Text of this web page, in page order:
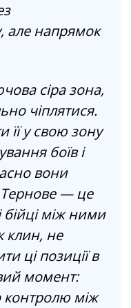
але напрямок
сіра зона,
чіплятися.
її у свою зону
боїв і
вони
— це
бійці між ними
клин, не
ці позиції в
момент:
контролю між